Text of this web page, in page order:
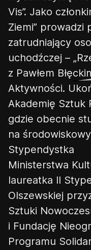
Vis”. Jako
Ziemi” prowadzi
zatrudniający
uchodźczej – „
z Pawłem
Aktywności.
Akademię Sztuk
gdzie obecnie
na ś
Stypendystka
Ministerstwa K
laureatka II
Olszewskiej
Sztuki
i Fundację
Programu